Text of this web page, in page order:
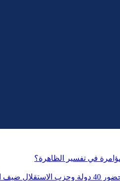
في تفسير الظاهرة؟